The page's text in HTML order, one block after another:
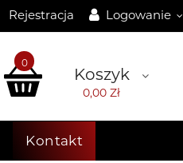
Rejestracja Logowanie
Koszyk
0
0,00 Zł
Kontakt